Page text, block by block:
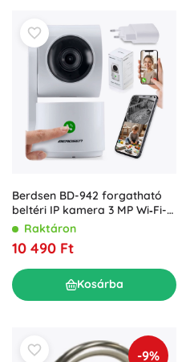
Berdsen BD-942 forgatható
beltéri IP kamera 3 MP Wi‑Fi-
vel és bébiőr funkcióval
Raktáron
10 490 Ft
Kosárba
-9%